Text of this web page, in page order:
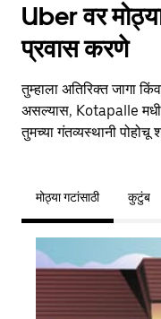
Uber वर
प्रवास करणे
तुम्हाला अतिरिक्त जागा
असल्यास, Kotapalle
तुमच्या गंतव्यस्थानी पोहोचू
मोठ्या गटांसाठी कुटुंब